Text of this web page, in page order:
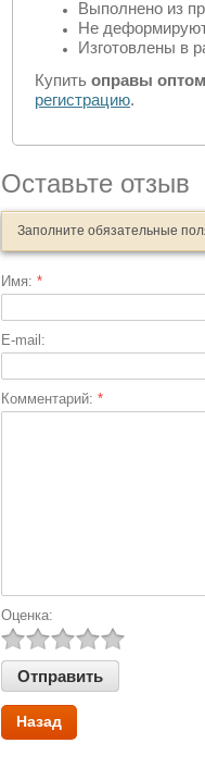
Выполнено из
Не
Изготовлены в
Купить оправы
регистрацию.
Оставьте отзыв
Заполните обязательные
Имя: *
E-mail:
Комментарий: *
Оценка:
Назад